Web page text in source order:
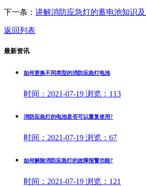
下一条： 讲解消防应急灯的蓄电池知识
返回列表
最新资讯
如何更换不同类型的消防应急灯电池
时间： 2021-07-19 浏览： 113
消防应急灯的电池是否可以重复使用?
时间： 2021-07-19 浏览： 67
如何解除消防应急灯的故障报警功能?
时间： 2021-07-19 浏览： 121